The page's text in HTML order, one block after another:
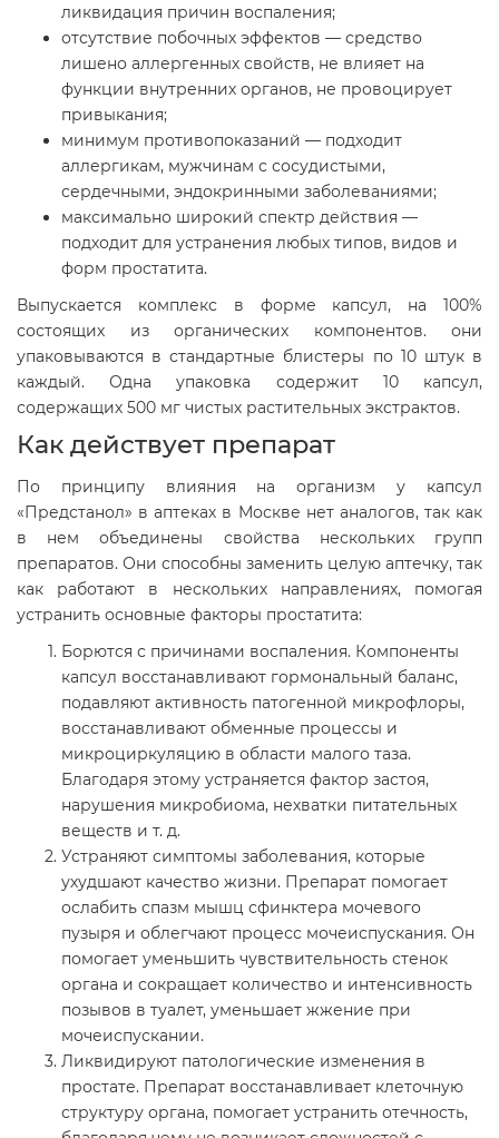
ликвидация причин воспаления;
отсутствие побочных эффектов — средство
лишено аллергенных свойств, не влияет на
функции внутренних органов, не провоцирует
привыкания;
минимум противопоказаний — подходит
аллергикам, мужчинам с сосудистыми,
сердечными, эндокринными заболеваниями;
максимально широкий спектр действия —
подходит для устранения любых типов, видов и
форм простатита.
Выпускается комплекс в форме капсул, на 100%
состоящих из органических компонентов. они
упаковываются в стандартные блистеры по 10 штук в
каждый. Одна упаковка содержит 10 капсул,
содержащих 500 мг чистых растительных экстрактов.
Как действует препарат
По принципу влияния на организм у капсул
«Предстанол» в аптеках в Москве нет аналогов, так как
в нем объединены свойства нескольких групп
препаратов. Они способны заменить целую аптечку, так
как работают в нескольких направлениях, помогая
устранить основные факторы простатита:
Борются с причинами воспаления. Компоненты
капсул восстанавливают гормональный баланс,
подавляют активность патогенной микрофлоры,
восстанавливают обменные процессы и
микроциркуляцию в области малого таза.
Благодаря этому устраняется фактор застоя,
нарушения микробиома, нехватки питательных
веществ и т. д.
Устраняют симптомы заболевания, которые
ухудшают качество жизни. Препарат помогает
ослабить спазм мышц сфинктера мочевого
пузыря и облегчают процесс мочеиспускания. Он
помогает уменьшить чувствительность стенок
органа и сокращает количество и интенсивность
позывов в туалет, уменьшает жжение при
мочеиспускании.
Ликвидируют патологические изменения в
простате. Препарат восстанавливает клеточную
структуру органа, помогает устранить отечность,